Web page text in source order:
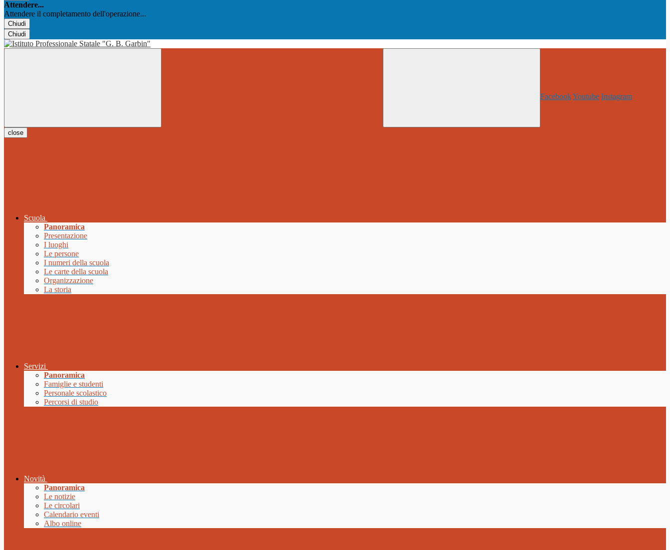
Attendere...
Attendere il completamento dell'operazione...
Chiudi
Chiudi
FacebookYoutube Instagram
close
Scuola
Panoramica
Presentazione
I luoghi
Le persone
I numeri della scuola
Le carte della scuola
Organizzazione
La storia
Servizi
Panoramica
Famiglie e studenti
Personale scolastico
Percorsi di studio
Novità
Panoramica
Le notizie
Le circolari
Calendario eventi
Albo online